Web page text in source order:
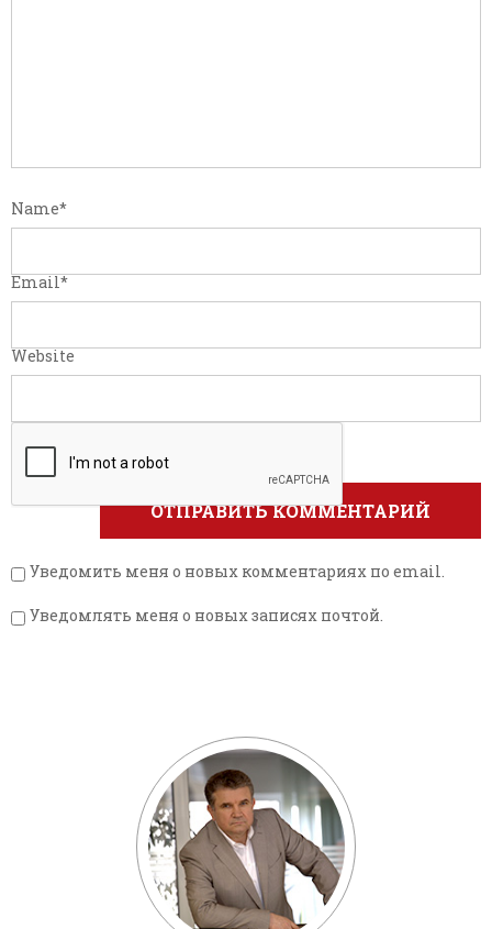
Name*
Email*
Website
Уведомить меня о новых комментариях по email.
Уведомлять меня о новых записях почтой.